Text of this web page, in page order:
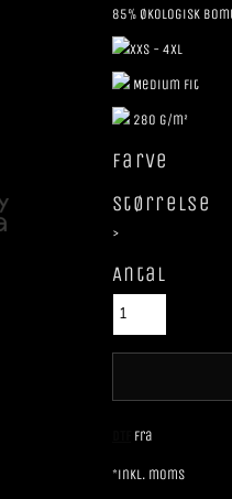
85% Økologisk
XXS - 4XL
Medium Fit
280 g/m²
Farve
Størrelse
>
Antal
Fra
*inkl. moms